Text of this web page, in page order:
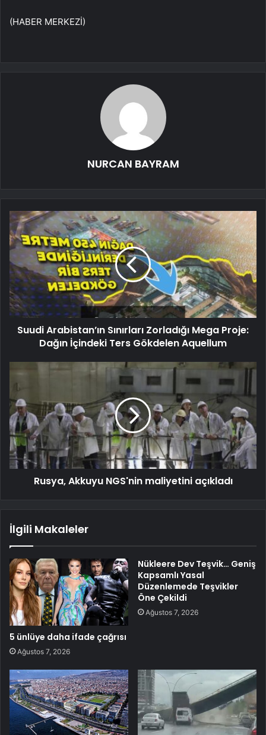
(HABER MERKEZİ)
NURCAN BAYRAM
Suudi Arabistan’ın Sınırları Zorladığı Mega Proje:
Dağın İçindeki Ters Gökdelen Aquellum
Rusya, Akkuyu NGS'nin maliyetini açıkladı
İlgili Makaleler
5 ünlüye daha ifade çağrısı
Ağustos 7, 2026
Nükleere Dev Teşvik… Geniş
Kapsamlı Yasal
Düzenlemede Teşvikler
Öne Çekildi
Ağustos 7, 2026